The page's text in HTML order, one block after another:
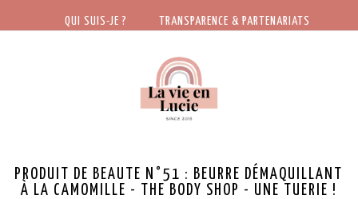
PRODUIT DE BEAUTE N°51 : BEURRE DÉMAQUILLANT
À LA CAMOMILLE - THE BODY SHOP - UNE TUERIE !
QUI SUIS-JE ? TRANSPARENCE & PARTENARIATS